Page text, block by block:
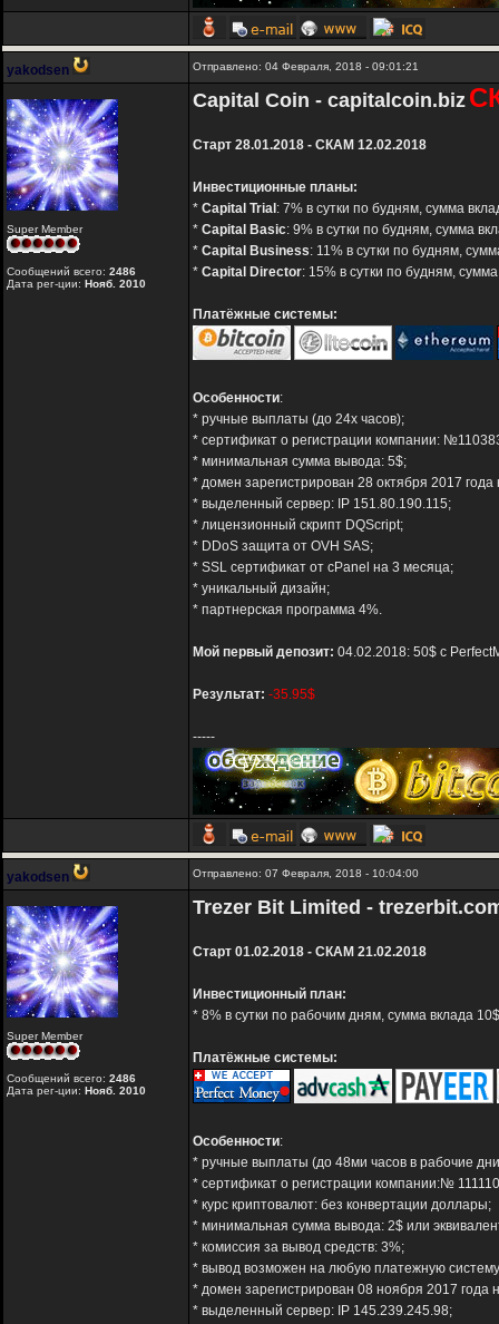
yakodsen Отправлено: 04 Февраля, 2018 - 09:01:21
Super Member
Сообщений всего: 2486
Дата рег-ции: Нояб. 2010
Capital Coin - capitalcoin.biz
Старт 28.01.2018 - СКАМ 12.02.2018
Инвестиционные планы:
* Capital Trial : 7% в сутки по будням, сумма
* Capital Basic: 9% в сутки по будням, сумма
* Capital Business: 11% в сутки по будням,
* Capital Director: 15% в сутки по будням,
Платёжные системы:
Особенности:
* ручные выплаты (до 24х часов);
* сертификат о регистрации компании:
* минимальная сумма вывода: 5$;
* домен зарегистрирован 28 октября 2017 года
* выделенный сервер: IP 151.80.190.115;
* лицензионный скрипт DQScript;
* DDoS защита от OVH SAS;
* SSL сертификат от cPanel на 3 месяца;
* уникальный дизайн;
* партнерская программа 4%.
Мой первый депозит: 04.02.2018: 50$ с
Результат: -35.95$
-----
yakodsen Отправлено: 07 Февраля, 2018 - 10:04:00
Super Member
Сообщений всего: 2486
Дата рег-ции: Нояб. 2010
Trezer Bit Limited -
Старт 01.02.2018 - СКАМ 21.02.2018
Инвестиционный план:
* 8% в сутки по рабочим дням, сумма вклада
Платёжные системы:
Особенности:
* ручные выплаты (до 48ми часов в рабочие
* сертификат о регистрации компании:№
* курс криптовалют: без конвертации доллары;
* минимальная сумма вывода: 2$ или
* комиссия за вывод средств: 3%;
* вывод возможен на любую платежную
* домен зарегистрирован 08 ноября 2017 года
* выделенный сервер: IP 145.239.245.98;